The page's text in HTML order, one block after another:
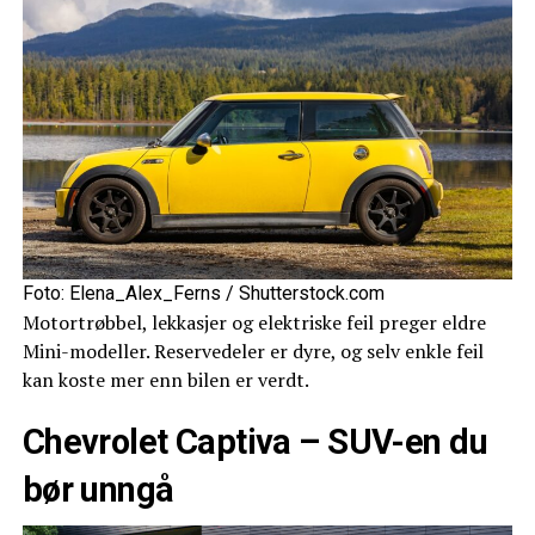
Foto: Elena_Alex_Ferns / Shutterstock.com
Motortrøbbel, lekkasjer og elektriske feil preger eldre
Mini-modeller. Reservedeler er dyre, og selv enkle feil
kan koste mer enn bilen er verdt.
Chevrolet Captiva – SUV-en du
bør unngå